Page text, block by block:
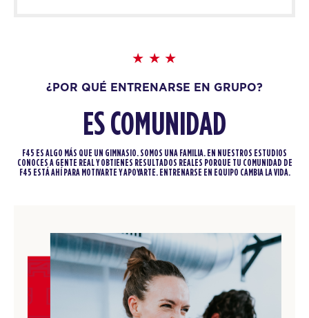
¿POR QUÉ ENTRENARSE EN GRUPO?
ES COMUNIDAD
F45 ES ALGO MÁS QUE UN GIMNASIO. SOMOS UNA FAMILIA. EN NUESTROS ESTUDIOS
CONOCES A GENTE REAL Y OBTIENES RESULTADOS REALES PORQUE TU COMUNIDAD DE
F45 ESTÁ AHÍ PARA MOTIVARTE Y APOYARTE. ENTRENARSE EN EQUIPO CAMBIA LA VIDA.